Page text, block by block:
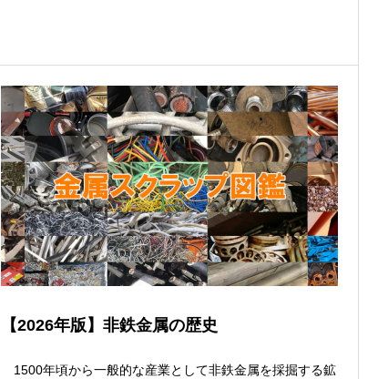
【2026年版】非鉄金属の歴史
1500年頃から一般的な産業として非鉄金属を採掘する鉱